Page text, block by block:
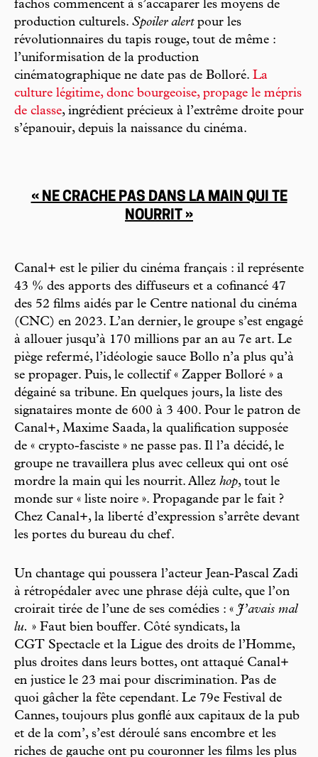
fachos commencent à s’accaparer les moyens de
production culturels. Spoiler alertpour les
révolutionnaires du tapis rouge, tout de même :
l’uniformisation de la production
cinématographique ne date pas de Bolloré. La
culture légitime, donc bourgeoise, propage le mépris
de classe, ingrédient précieux à l’extrême droite pour
s’épanouir, depuis la naissance du cinéma.
« NE CRACHE PAS DANS LA MAIN QUI TE
NOURRIT »
Canal+ est le pilier du cinéma français : il représente
43 % des apports des diffuseurs et a cofinancé 47
des 52 films aidés par le Centre national du cinéma
(CNC) en 2023. L’an dernier, le groupe s’est engagé
à allouer jusqu’à 170 millions par an au 7e art. Le
piège refermé, l’idéologie sauce Bollo n’a plus qu’à
se propager. Puis, le collectif « Zapper Bolloré » a
dégainé sa tribune. En quelques jours, la liste des
signataires monte de 600 à 3 400. Pour le patron de
Canal+, Maxime Saada, la qualification supposée
de « crypto-fasciste » ne passe pas. Il l’a décidé, le
groupe ne travaillera plus avec celleux qui ont osé
mordre la main qui les nourrit. Allez hop, tout le
monde sur « liste noire ». Propagande par le fait ?
Chez Canal+, la liberté d’expression s’arrête devant
les portes du bureau du chef.
Un chantage qui poussera l’acteur Jean-Pascal Zadi
à rétropédaler avec une phrase déjà culte, que l’on
croirait tirée de l’une de ses comédies : « J’avais mal
lu. » Faut bien bouffer. Côté syndicats, la
CGT Spectacle et la Ligue des droits de l’Homme,
plus droites dans leurs bottes, ont attaqué Canal+
en justice le 23 mai pour discrimination. Pas de
quoi gâcher la fête cependant. Le 79e Festival de
Cannes, toujours plus gonflé aux capitaux de la pub
et de la com’, s’est déroulé sans encombre et les
riches de gauche ont pu couronner les films les plus